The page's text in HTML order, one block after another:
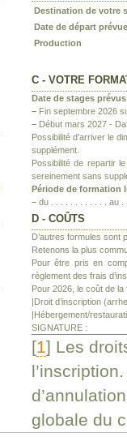
Destination de votre
Date de départ prévue
Production
C - VOTRE
Date de stages prévus
– Fin septembre 2026
– Début mars 2027 -
Possibilité d’arriver le
supplément.
Possibilité de repartir
sereinement sans
Période de formation
– du . . . . . . . . . . . . au
D - COÛTS
D’autres formules sont
Retenons la plus
Pour être pris en
règlement des frais
Pour 2026, le coût de
|Droit d’inscription
|Hébergement/
SIGNATURE :
[1] Les
globale du